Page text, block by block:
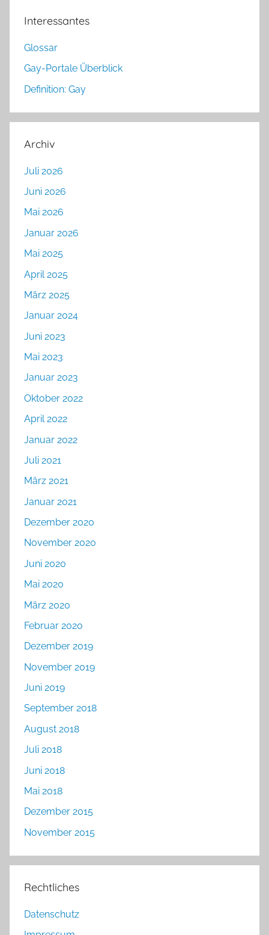
Interessantes
Glossar
Gay-Portale Überblick
Definition: Gay
Archiv
Juli 2026
Juni 2026
Mai 2026
Januar 2026
Mai 2025
April 2025
März 2025
Januar 2024
Juni 2023
Mai 2023
Januar 2023
Oktober 2022
April 2022
Januar 2022
Juli 2021
März 2021
Januar 2021
Dezember 2020
November 2020
Juni 2020
Mai 2020
März 2020
Februar 2020
Dezember 2019
November 2019
Juni 2019
September 2018
August 2018
Juli 2018
Juni 2018
Mai 2018
Dezember 2015
November 2015
Rechtliches
Datenschutz